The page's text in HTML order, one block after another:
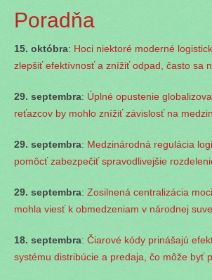
Poradňa
15. októbra: Hoci niektoré moderné
zlepšiť efektívnosť a znížiť odpad, často sa
29. septembra: Úplné opustenie
reťazcov by mohlo znížiť závislosť na
29. septembra: Medzinárodná regulácia
pomôcť zabezpečiť spravodlivejšie
29. septembra: Zosilnená centralizácia
mohla viesť k obmedzeniam v národnej
18. septembra: Čiarové kódy prinášajú
systému distribúcie a predaja, čo môže byť